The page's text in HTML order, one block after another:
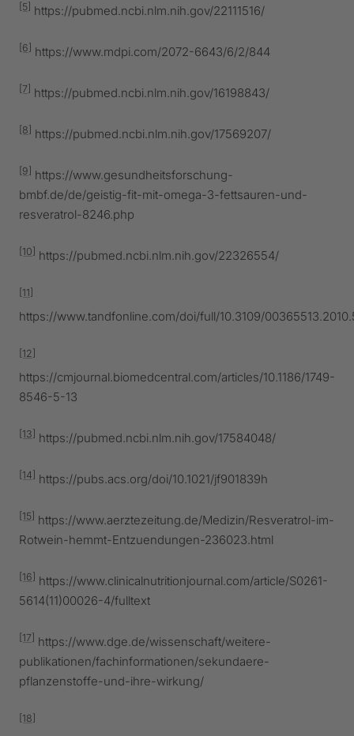
[5] https://pubmed.ncbi.nlm.nih.gov/22111516/
[6] https://www.mdpi.com/2072-6643/6/2/844
[7] https://pubmed.ncbi.nlm.nih.gov/16198843/
[8] https://pubmed.ncbi.nlm.nih.gov/17569207/
[9]
https://www.gesundheitsforschung-
bmbf.de/de/geistig-fit-mit-omega-3-fettsauren-und-
resveratrol-8246.php
[10] https://pubmed.ncbi.nlm.nih.gov/22326554/
[11]
https://www.tandfonline.com/doi/full/10.3109/
[12]
https://cmjournal.biomedcentral.com/articles/10.1186/1749-
8546-5-13
[13] https://pubmed.ncbi.nlm.nih.gov/17584048/
[14] https://pubs.acs.org/doi/10.1021/jf901839h
[15] https://www.aerztezeitung.de/Medizin/Resveratrol-im-
Rotwein-hemmt-Entzuendungen-236023.html
[16]
https://www.clinicalnutritionjournal.com/article/S0261-
5614(11)00026-4/fulltext
[17] https://www.dge.de/wissenschaft/weitere-
publikationen/fachinformationen/sekundaere-
pflanzenstoffe-und-ihre-wirkung/
[18]